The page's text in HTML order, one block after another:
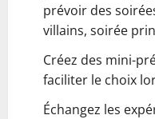
prévoir des
villains, soirée
Créez des mini-
faciliter le choix
Échangez les